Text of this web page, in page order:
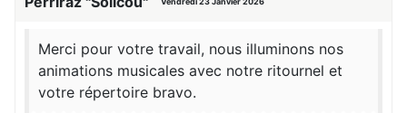
Merci pour votre travail, nous illuminons nos
animations musicales avec notre ritournel et
votre répertoire bravo.